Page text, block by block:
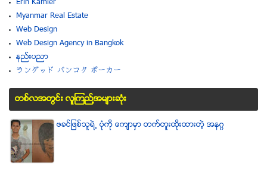
Myanmar Real Estate
Web Design
Web Design Agency in Bangkok
နည္းပညာ
ラングッド バンコク ポーカー
တစ္လအတြင္း လူၾကည္႔အမ်ားဆံုး
ဖခင္ျဖစ္သူရဲ႕ ပံုကို ေက်ာမွာ တက္တူးထိုးထားတဲ့ အနဂၢ